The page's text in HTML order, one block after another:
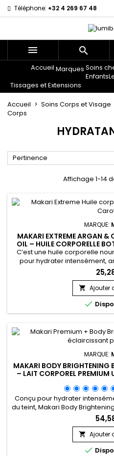
Téléphone: +32 4 269 67 48
 
Accueil Marques Soins
Enfants
Tissages et Extensions
Accueil Soins Corps et Visage
Corps
Pertinence
Affichage 1-14
MARQUE:
MAKARI EXTREME ARGAN
OIL – HUILE CORPORELLE
L’ARGAN ET
C’est une huile corporelle
pour hydrater intensément,
sublimer l’éclat naturel de la
Botanical Body Oil associe
douce et l’huile d’argan pour
barrière cutanée.
 Ajouter

MARQUE:
MAKARI BODY BRIGHTENING
– LAIT CORPOREL PREMIUM
Conçu pour hydrater
du teint, Makari Body
un lait corporel nourrissant
une peau plus douce,
associe la Niacinamide,
(Morus Alba), l’extrait
 Ajouter
